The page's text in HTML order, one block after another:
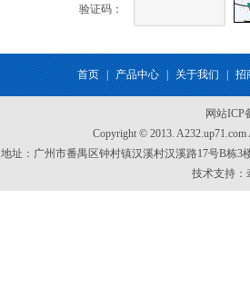
验证码：
首页 | 产品中心 | 关于我们 | 招
网站ICP
Copyright © 2013.
地址：广州市番禺区钟村镇汉溪村汉溪路17号B栋3
技术支持：